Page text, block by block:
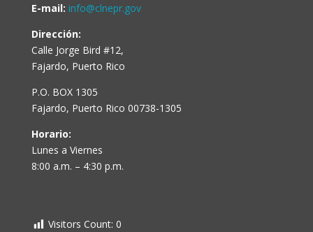
E-mail: info@clnepr.gov
Dirección:
Calle Jorge Bird #12,
Fajardo, Puerto Rico
P.O. BOX 1305
Fajardo, Puerto Rico 00738-1305
Horario:
Lunes a Viernes
8:00 a.m. – 4:30 p.m.
Visitors Count: 0